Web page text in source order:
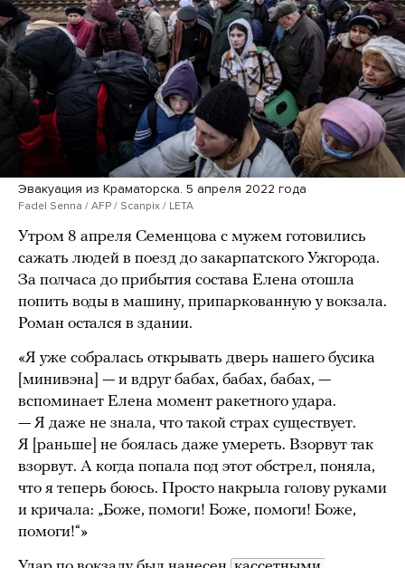
Эвакуация из Краматорска. 5 апреля 2022 года
Fadel Senna / AFP / Scanpix / LETA
Утром 8 апреля Семенцова с мужем готовились
сажать людей в поезд до закарпатского Ужгорода.
За полчаса до прибытия состава Елена отошла
попить воды в машину, припаркованную у вокзала.
Роман остался в здании.
«Я уже собралась открывать дверь нашего бусика
[минивэна] — и вдруг бабах, бабах, бабах, —
вспоминает Елена момент ракетного удара.
— Я даже не знала, что такой страх существует.
Я [раньше] не боялась даже умереть. Взорвут так
взорвут. А когда попала под этот обстрел, поняла,
что я теперь боюсь. Просто накрыла голову руками
и кричала: „Боже, помоги! Боже, помоги! Боже,
помоги!“»